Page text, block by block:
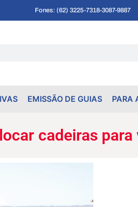
Fones: (62) 3225-7318-3087-9887
EMISSÃO DE GUIAS PARA
cadeiras para